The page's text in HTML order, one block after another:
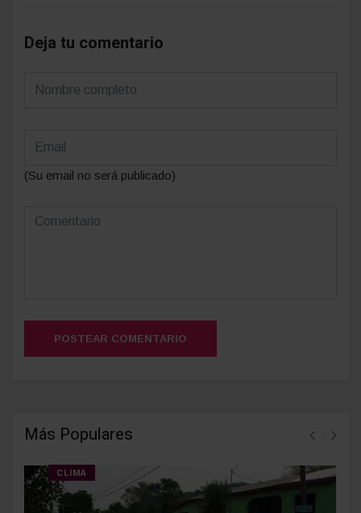
Deja tu comentario
(Su email no será publicado)
POSTEAR COMENTARIO
Más Populares
CLIMA